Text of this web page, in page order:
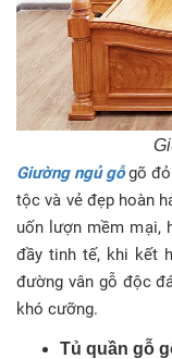
Giường ngủ gỗgõ đỏ
tộc và vẻ đẹp hoàn
uốn lượn mềm mại,
đầy tinh tế, khi kết
đường vân gỗ độc
khó cưỡng.
Tủ quần gỗ